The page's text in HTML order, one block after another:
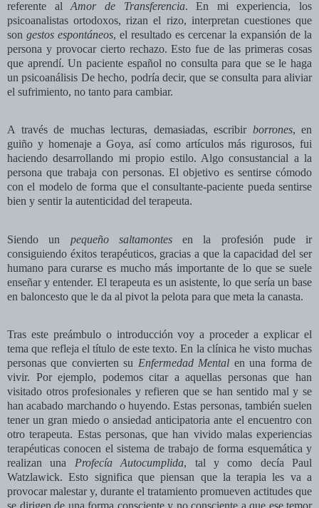
referente alAmor de Transferencia. En mi experiencia, los
psicoanalistas ortodoxos, rizan el rizo, interpretan cuestiones que
son gestos espontáneos, el resultado es cercenar la expansión de la
persona y provocar cierto rechazo. Esto fue de las primeras cosas
que aprendí. Un paciente español no consulta para que se le haga
un psicoanálisis De hecho, podría decir, que se consulta para aliviar
el sufrimiento, no tanto para cambiar.
A través de muchas lecturas, demasiadas, escribir borrones, en
guiño y homenaje a Goya, así como artículos más rigurosos, fui
haciendo desarrollando mi propio estilo. Algo consustancial a la
persona que trabaja con personas. El objetivo es sentirse cómodo
con el modelo de forma que el consultante-paciente pueda sentirse
bien y sentir la autenticidad del terapeuta.
Siendo un pequeño saltamontesen la profesión pude ir
consiguiendo éxitos terapéuticos, gracias a que la capacidad del ser
humano para curarse es mucho más importante de lo que se suele
enseñar y entender. El terapeuta es un asistente, lo que sería un base
en baloncesto que le da al pivot la pelota para que meta la canasta.
Tras este preámbulo o introducción voy a proceder a explicar el
tema que refleja el título de este texto. En la clínica he visto muchas
personas que convierten su Enfermedad Mental en una forma de
vivir. Por ejemplo, podemos citar a aquellas personas que han
visitado otros profesionales y refieren que se han sentido mal y se
han acabado marchando o huyendo. Estas personas, también suelen
tener un gran miedo o ansiedad anticipatoria ante el encuentro con
otro terapeuta. Estas personas, que han vivido malas experiencias
terapéuticas conocen el sistema de trabajo de forma esquemática y
realizan una Profecía Autocumplida, tal y como decía Paul
Watzlawick. Esto significa que piensan que la terapia les va a
provocar malestar y, durante el tratamiento promueven actitudes que
se dirigen de una forma consciente y no consciente a que ese temor